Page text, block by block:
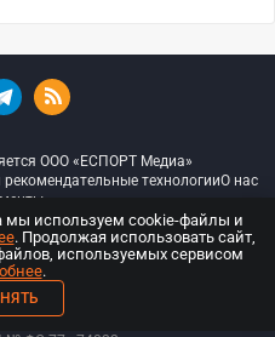
ООО «ЕСПОРТ Медиа»
технологииО нас
— Все права защищены
о регистрации средств массовой
мы используем cookie-файлы и
. Продолжая использовать сайт,
используемых сервисом
.